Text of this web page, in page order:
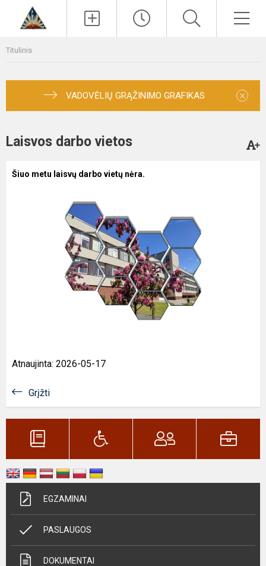
Titulinis
VADOVĖLIŲ GRĄŽINIMO GRAFIKAS ×
Laisvos darbo vietos
Šiuo metu laisvų darbo vietų nėra.
Atnaujinta: 2026-05-17
Grįžti
EGZAMINAI
PASLAUGOS
DOKUMENTAI